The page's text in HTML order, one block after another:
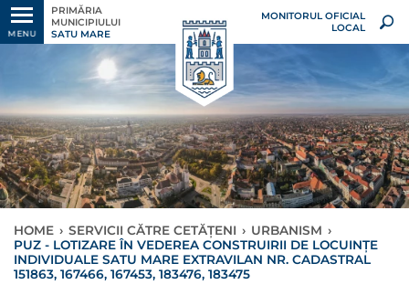
MENU
PRIMĂRIA
MUNICIPIULUI
SATU MARE
MONITORUL OFICIAL
LOCAL
HOME › SERVICII CĂTRE CETĂȚENI › URBANISM ›
PUZ - LOTIZARE ÎN VEDEREA CONSTRUIRII DE LOCUINȚE
INDIVIDUALE SATU MARE EXTRAVILAN NR. CADASTRAL
151863, 167466, 167453, 183476, 183475